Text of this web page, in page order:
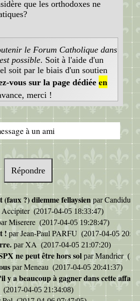
que les orthodoxes ne
le Forum Catholique dans
possible. Soit à l'aide d'un
soit par le biais d'un soutien
vous sur la page dédiée en
merci !
à un ami
Répondre
(faux ?) dilemme fellaysienparCandidus
Accipiter (2017-04-05 18:33:47)
Miserere (2017-04-05 19:28:47)
! parJean-Paul PARFU (2017-04-05
parXA (2017-04-05 21:07:20)
ne peut être hors sol parMandrier
parMeneau (2017-04-05 20:41:37)
y a beaucoup à gagner dans cette affaire
(2017-04-05 21:34:08)